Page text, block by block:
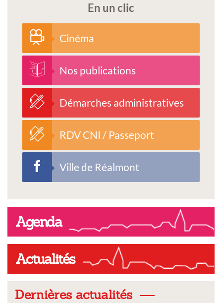
En un clic
Cinéma
Nos publications
Démarches administratives
RDV CNI / Passeport
Ville de Réalmont
Agenda
Actualités
Dernières actualités